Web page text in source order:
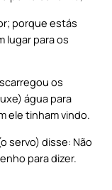
porque estás
lugar para os
os
água para
ele tinham vindo.
servo) disse: Não
para dizer.